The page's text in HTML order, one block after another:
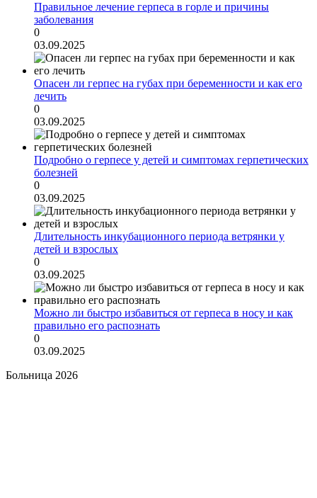
Правильное лечение герпеса в горле и причины
заболевания
0
03.09.2025
Опасен ли герпес на губах при беременности и как его
лечить
0
03.09.2025
Подробно о герпесе у детей и симптомах герпетических
болезней
0
03.09.2025
Длительность инкубационного периода ветрянки у
детей и взрослых
0
03.09.2025
Можно ли быстро избавиться от герпеса в носу и как
правильно его распознать
0
03.09.2025
Больница 2026